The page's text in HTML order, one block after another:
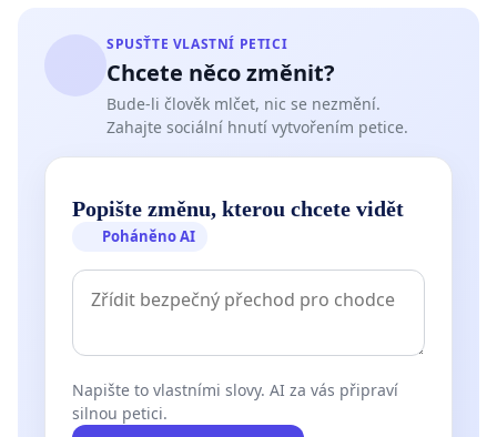
SPUSŤTE VLASTNÍ PETICI
Chcete něco změnit?
Bude-li člověk mlčet, nic se nezmění.
Zahajte sociální hnutí vytvořením petice.
Popište změnu, kterou chcete vidět
Poháněno AI
Napište to vlastními slovy. AI za vás připraví
silnou petici.